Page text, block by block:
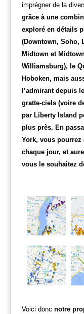
imprégner de la
grâce à une
exploré en détails
(Downtown, Soho,
Midtown et
Williamsburg), le
Hoboken, mais
l’admirant depuis
gratte-ciels (voire
par Liberty Island
plus près. En
York, vous
chaque jour, et
vous le souhaitez
Voici donc notre